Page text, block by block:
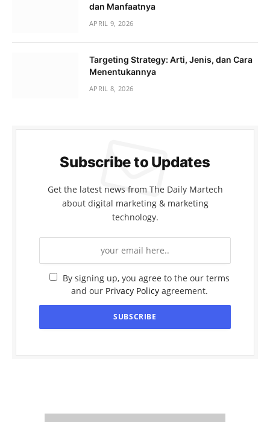
dan Manfaatnya
APRIL 9, 2026
Targeting Strategy: Arti, Jenis, dan Cara
Menentukannya
APRIL 8, 2026
Subscribe to Updates
Get the latest news from The Daily Martech
about digital marketing & marketing
technology.
By signing up, you agree to the our terms
and our Privacy Policyagreement.